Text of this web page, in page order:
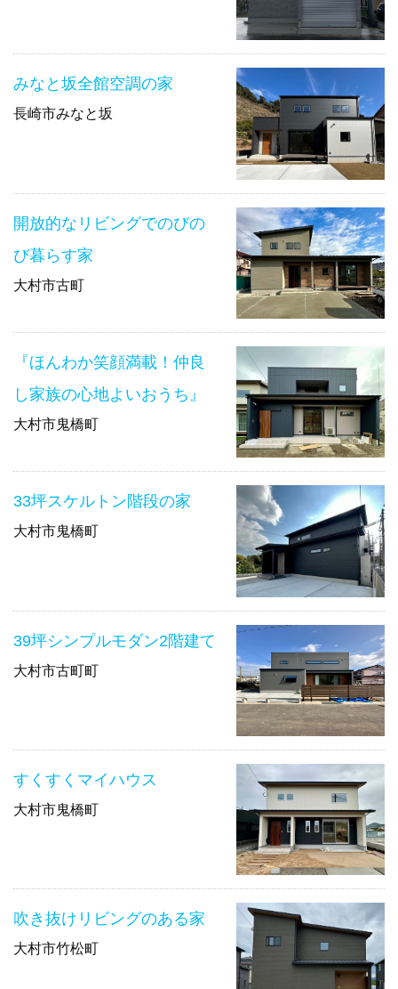
みなと坂全館空調の家
長崎市みなと坂
開放的なリビングでのびの
び暮らす家
大村市古町
『ほんわか笑顔満載！仲良
し家族の心地よいおうち』
大村市鬼橋町
33坪スケルトン階段の家
大村市鬼橋町
39坪シンプルモダン2階建て
大村市古町町
すくすくマイハウス
大村市鬼橋町
吹き抜けリビングのある家
大村市竹松町